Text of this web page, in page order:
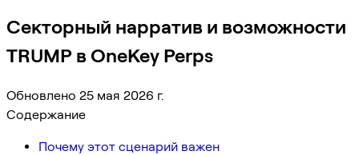
Секторный нарратив и возможности
TRUMP в OneKey Perps
Обновлено 25 мая 2026 г.
Содержание
Почему этот сценарий важен